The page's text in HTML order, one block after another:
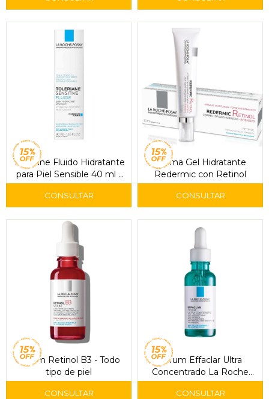
Toleriane Fluido Hidratante
para Piel Sensible 40 ml -
La Roche-Posay
Crema Gel Hidratante
Redermic con Retinol
Serum Retinol B3 - Todo
tipo de piel
Serum Effaclar Ultra
Concentrado La Roche
30ml.